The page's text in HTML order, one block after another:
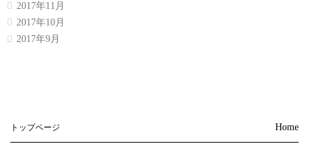
2017年11月
2017年10月
2017年9月
トップページ Home